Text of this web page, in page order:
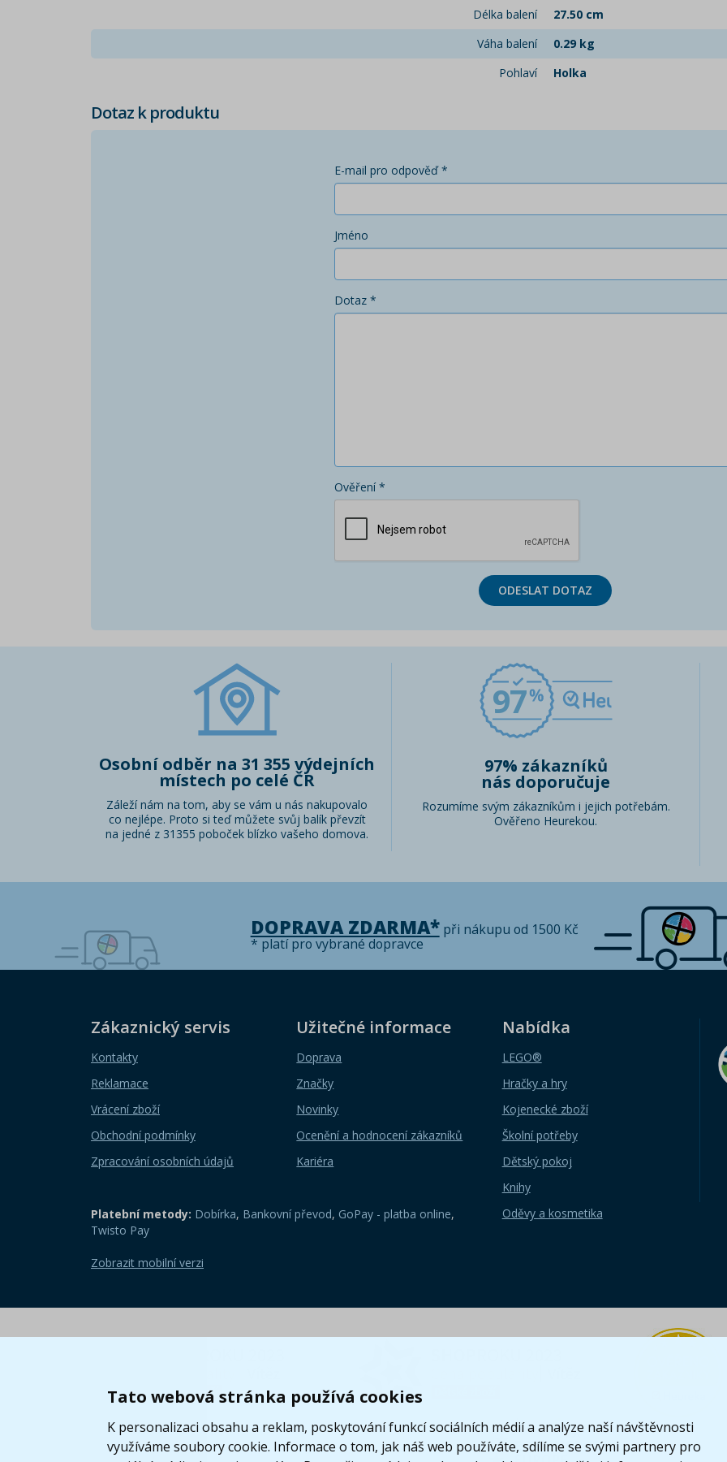
Tato webová stránka používá cookies
K personalizaci obsahu a reklam, poskytování funkcí sociálních médií a analýze naší návštěvnosti
využíváme soubory cookie. Informace o tom, jak náš web používáte, sdílíme se svými partnery pro
Délka balení
27.50 cm
Váha balení
0.29 kg
Pohlaví
Holka
Dotaz k produktu
E-mail pro odpověď *
Jméno
Dotaz *
Ověření *
ODESLAT DOTAZ
Osobní odběr na 31 355 výdejních
místech po celé ČR
Záleží nám na tom, aby se vám u nás nakupovalo
co nejlépe. Proto si teď můžete svůj balík převzít
na jedné z 31355 poboček blízko vašeho domova.
97
97% zákazníků
nás doporučuje
Rozumíme svým zákazníkům i jejich potřebám.
Ověřeno Heurekou.
DOPRAVA ZDARMA*při nákupu od 1500 Kč
* platí pro vybrané dopravce
Zákaznický servis
Kontakty
Reklamace
Vrácení zboží
Obchodní podmínky
Zpracování osobních údajů
Užitečné informace
Doprava
Značky
Novinky
Ocenění a hodnocení zákazníků
Kariéra
Nabídka
LEGO®
Hračky a hry
Kojenecké zboží
Školní potřeby
Dětský pokoj
Knihy
Oděvy a kosmetika
Platební metody: Dobírka, Bankovní převod, GoPay - platba online,
Twisto Pay
Zobrazit mobilní verzi